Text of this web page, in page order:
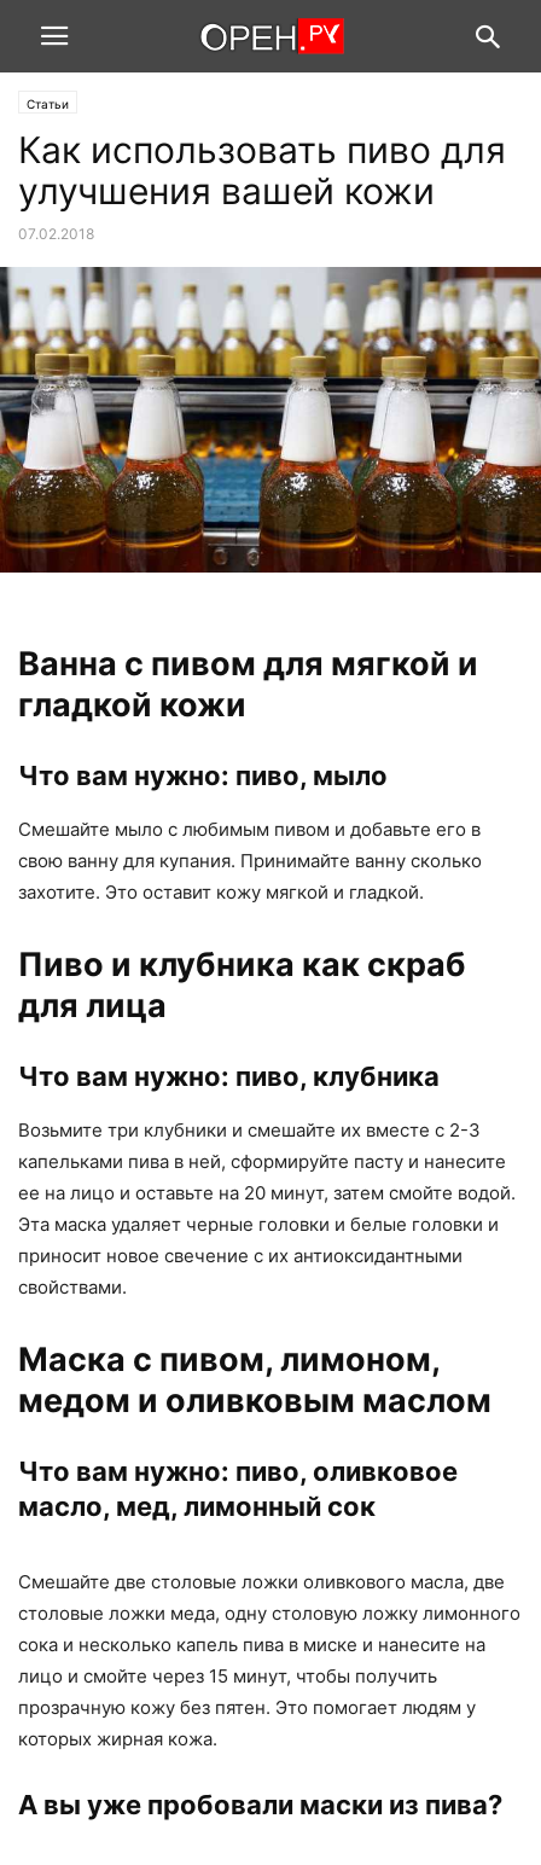
Статьи
Как использовать пиво для
улучшения вашей кожи
07.02.2018
Ванна с пивом для мягкой и
гладкой кожи
Что вам нужно: пиво, мыло
Смешайте мыло с любимым пивом и добавьте его в
свою ванну для купания. Принимайте ванну сколько
захотите. Это оставит кожу мягкой и гладкой.
Пиво и клубника как скраб
для лица
Что вам нужно: пиво, клубника
Возьмите три клубники и смешайте их вместе с 2-3
капельками пива в ней, сформируйте пасту и нанесите
ее на лицо и оставьте на 20 минут, затем смойте водой.
Эта маска удаляет черные головки и белые головки и
приносит новое свечение с их антиоксидантными
свойствами.
Маска с пивом, лимоном,
медом и оливковым маслом
Что вам нужно: пиво, оливковое
масло, мед, лимонный сок
Смешайте две столовые ложки оливкового масла, две
столовые ложки меда, одну столовую ложку лимонного
сока и несколько капель пива в миске и нанесите на
лицо и смойте через 15 минут, чтобы получить
прозрачную кожу без пятен. Это помогает людям у
которых жирная кожа.
А вы уже пробовали маски из пива?